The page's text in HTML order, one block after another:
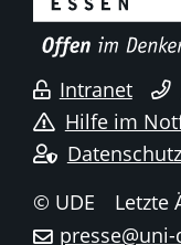
Intranet
Hilfe im
Datenschutz
© UDE
Letzte